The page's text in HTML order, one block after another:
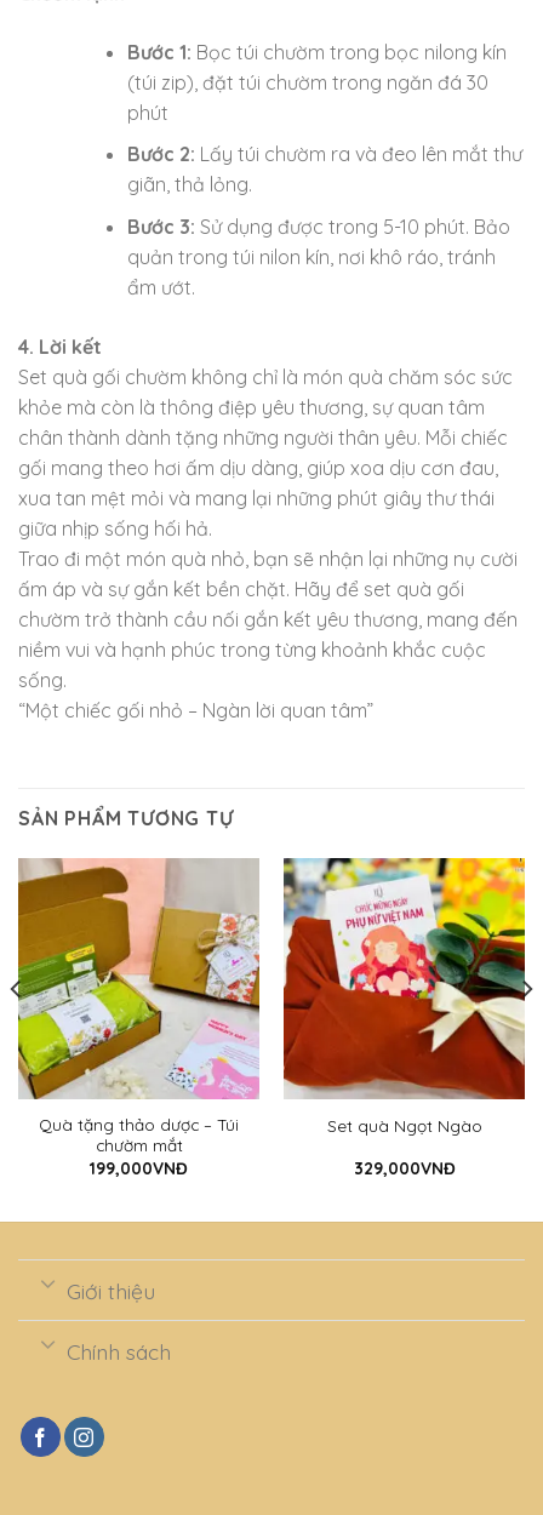
Bước 1: Bọc túi chườm trong bọc nilong kín
(túi zip), đặt túi chườm trong ngăn đá 30
phút
Bước 2: Lấy túi chườm ra và đeo lên mắt thư
giãn, thả lỏng.
Bước 3: Sử dụng được trong 5-10 phút. Bảo
quản trong túi nilon kín, nơi khô ráo, tránh
ẩm ướt.
4. Lời kết
Set quà gối chườm không chỉ là món quà chăm sóc sức
khỏe mà còn là thông điệp yêu thương, sự quan tâm
chân thành dành tặng những người thân yêu. Mỗi chiếc
gối mang theo hơi ấm dịu dàng, giúp xoa dịu cơn đau,
xua tan mệt mỏi và mang lại những phút giây thư thái
giữa nhịp sống hối hả.
Trao đi một món quà nhỏ, bạn sẽ nhận lại những nụ cười
ấm áp và sự gắn kết bền chặt. Hãy để set quà gối
chườm trở thành cầu nối gắn kết yêu thương, mang đến
niềm vui và hạnh phúc trong từng khoảnh khắc cuộc
sống.
“Một chiếc gối nhỏ – Ngàn lời quan tâm”
SẢN PHẨM TƯƠNG TỰ
Quà tặng thảo dược – Túi
chườm mắt
199,000VNĐ
Set quà Ngọt Ngào
329,000VNĐ
Giới thiệu
Chính sách